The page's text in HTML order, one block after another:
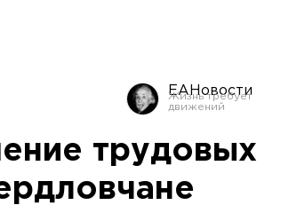
ЕАНовости
трудовых